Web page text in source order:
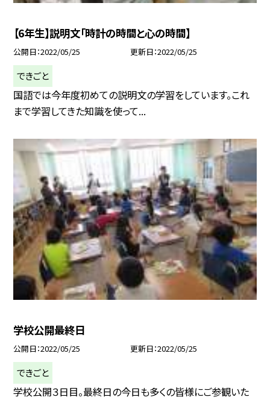
【6年生】説明文「時計の時間と心の時間】
公開日 2022/05/25 更新日 2022/05/25
できごと
国語では今年度初めての説明文の学習をしています。これ
まで学習してきた知識を使って...
学校公開最終日
公開日 2022/05/25 更新日 2022/05/25
できごと
学校公開３日目。最終日の今日も多くの皆様にご参観いた